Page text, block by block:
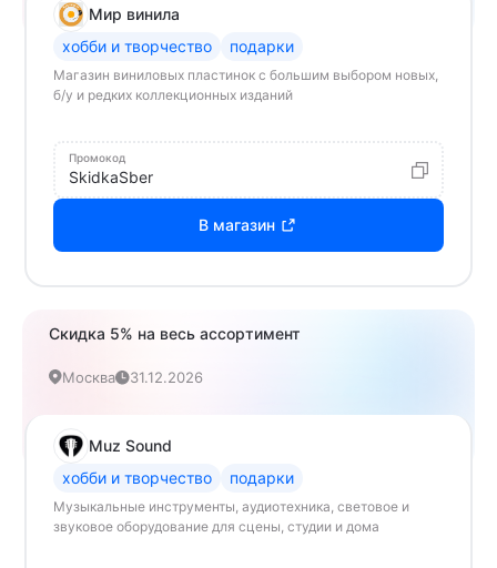
Мир винила
хобби и творчество
подарки
Магазин виниловых пластинок с большим выбором новых,
б/у и редких коллекционных изданий
Промокод
SkidkaSber
В магазин
Скидка 5% на весь ассортимент
Москва 31.12.2026
Muz Sound
хобби и творчество
подарки
Музыкальные инструменты, аудиотехника, световое и
звуковое оборудование для сцены, студии и дома